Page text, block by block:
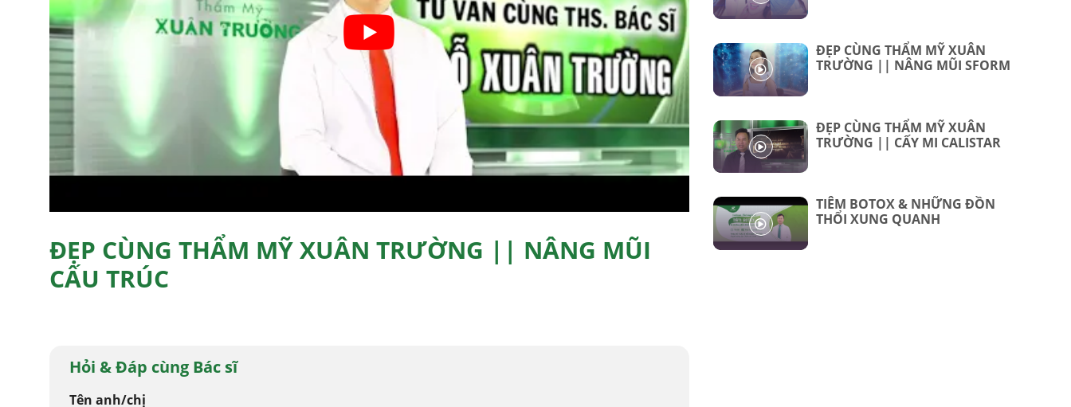
ĐẸP CÙNG THẨM MỸ XUÂN TRƯỜNG || NÂNG MŨI
CẤU TRÚC
Hỏi & Đáp cùng Bác sĩ
Tên anh/chị
ĐẸP CÙNG THẨM MỸ XUÂN
TRƯỜNG || NÂNG MŨI SFORM
ĐẸP CÙNG THẨM MỸ XUÂN
TRƯỜNG || CẤY MI CALISTAR
TIÊM BOTOX & NHỮNG ĐỒN
THỔI XUNG QUANH